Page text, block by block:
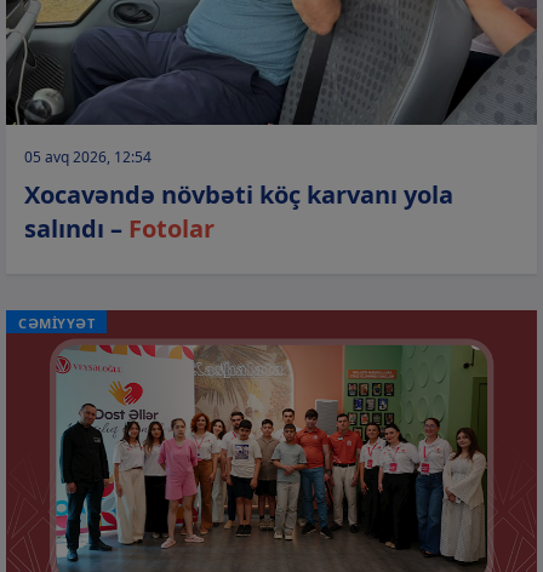
05 avq 2026, 12:54
Xocavəndə növbəti köç karvanı yola
salındı – Fotolar
CƏMİYYƏT